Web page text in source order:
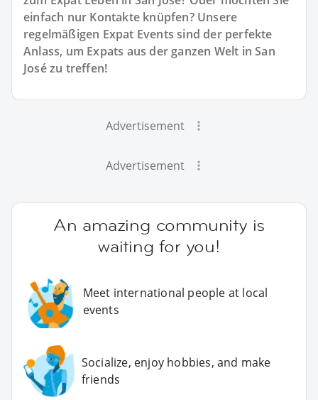
einfach nur Kontakte knüpfen? Unsere
regelmäßigen Expat Events sind der perfekte
Anlass, um Expats aus der ganzen Welt in San
José zu treffen!
Advertisement
Advertisement
An amazing community is
waiting for you!
Meet international people at local
events
Socialize, enjoy hobbies, and make
friends